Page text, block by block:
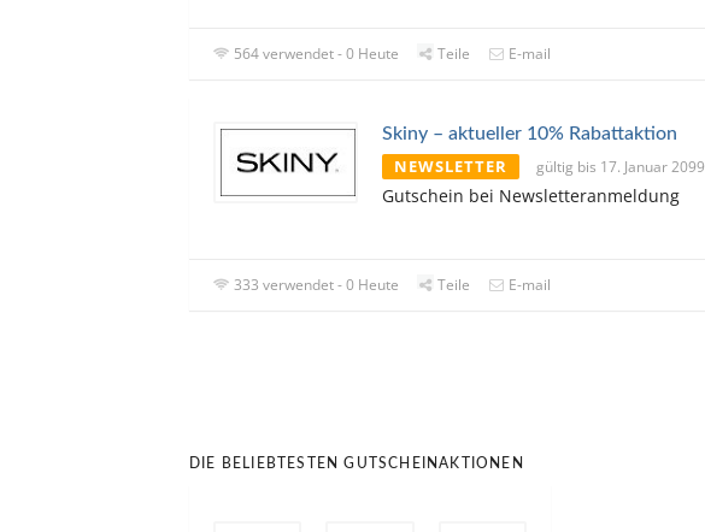
564 verwendet - 0 Heute Teile E-mail
Skiny – aktueller 10% Rabattaktion
NEWSLETTER gültig bis 17. Januar 2099
Gutschein bei Newsletteranmeldung
333 verwendet - 0 Heute Teile E-mail
DIE BELIEBTESTEN GUTSCHEINAKTIONEN